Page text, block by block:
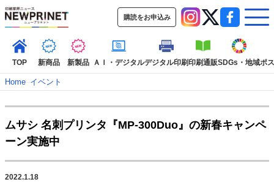
購読をお申込み
TOP 新商品 新製品 ＡＩ・デジタルデジタル印刷印刷通販SDGs・地域ポ
TOP
新着記事
インタビュー
Home–イベント
ムサシ 名刺プリンタ『MP-300Duo』の新春キャンペ
ーン実施中
2022.1.18